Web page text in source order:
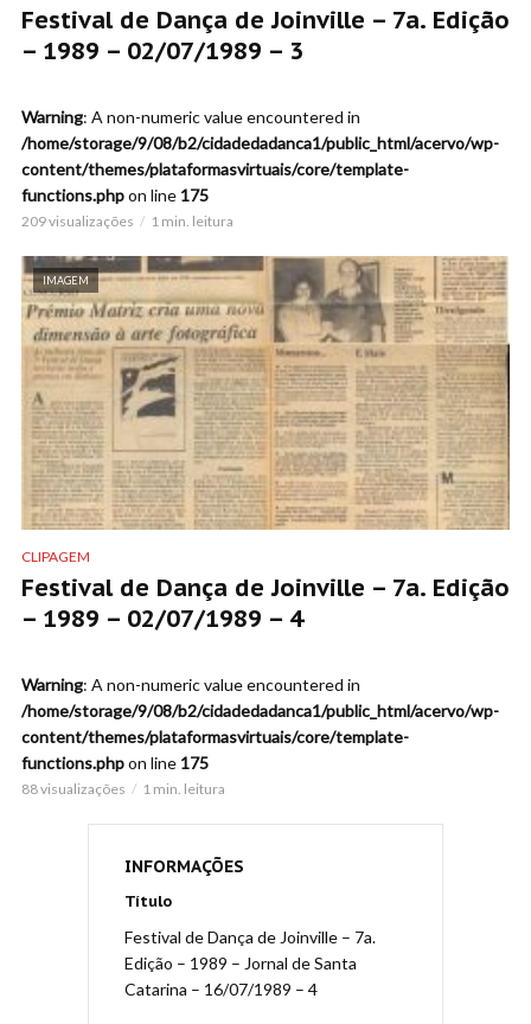
Festival de Dança de Joinville – 7a. Edição
– 1989 – 02/07/1989 – 3
Warning: A non-numeric value encountered in
/home/storage/9/08/b2/cidadedadanca1/public_html/acervo/wp-
content/themes/plataformasvirtuais/core/template-
functions.phpon line 175
209 visualizações 1 min. leitura
IMAGEM
CLIPAGEM
Festival de Dança de Joinville – 7a. Edição
– 1989 – 02/07/1989 – 4
Warning: A non-numeric value encountered in
/home/storage/9/08/b2/cidadedadanca1/public_html/acervo/wp-
content/themes/plataformasvirtuais/core/template-
functions.phpon line 175
88 visualizações 1 min. leitura
INFORMAÇÕES
Título
Festival de Dança de Joinville – 7a.
Edição – 1989 – Jornal de Santa
Catarina – 16/07/1989 – 4